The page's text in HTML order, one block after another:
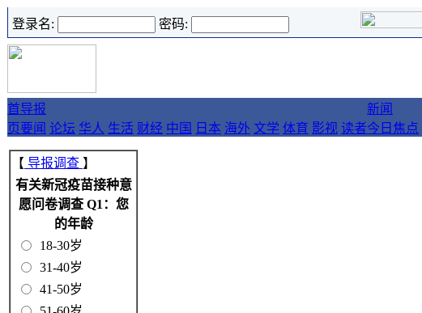
登录名: 密码:
首
页
导报
要闻 论坛 华人 生活 财经 中国 日本 海外 文学 体育 影视 读者
新闻
今日焦点
【 导报调查 】
有关新冠疫苗接种意
愿问卷调查 Q1：您
的年龄
18-30岁
31-40岁
41-50岁